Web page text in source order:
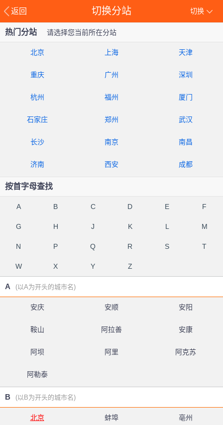
返回 切换
切换分站
热门分站 请选择您当前所在分站
北京 上海 天津
重庆 广州 深圳
杭州 福州 厦门
石家庄 郑州 武汉
长沙 南京 南昌
济南 西安 成都
按首字母查找
A B C D E F
G H J K L M
N P Q R S T
W X Y Z
A (以A为开头的城市名)
安庆 安顺 安阳
鞍山 阿拉善 安康
阿坝 阿里 阿克苏
阿勒泰
B (以B为开头的城市名)
北京 蚌埠 亳州